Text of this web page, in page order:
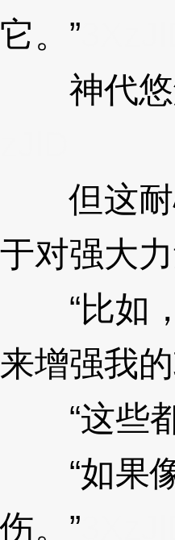
它。”
神代悠
但这耐
于对强大力
“比如，
来增强我
“这些都
“如果像
伤。”